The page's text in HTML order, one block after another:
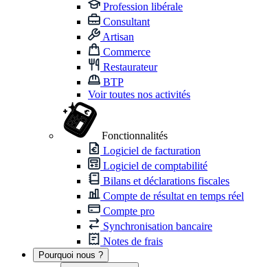
Profession libérale
Consultant
Artisan
Commerce
Restaurateur
BTP
Voir toutes nos activités
Fonctionnalités
Logiciel de facturation
Logiciel de comptabilité
Bilans et déclarations fiscales
Compte de résultat en temps réel
Compte pro
Synchronisation bancaire
Notes de frais
Pourquoi nous ?